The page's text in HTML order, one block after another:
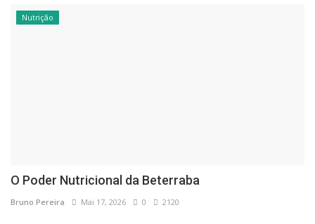
Nutrição
O Poder Nutricional da Beterraba
Bruno Pereira Mai 17, 2026 0 2120